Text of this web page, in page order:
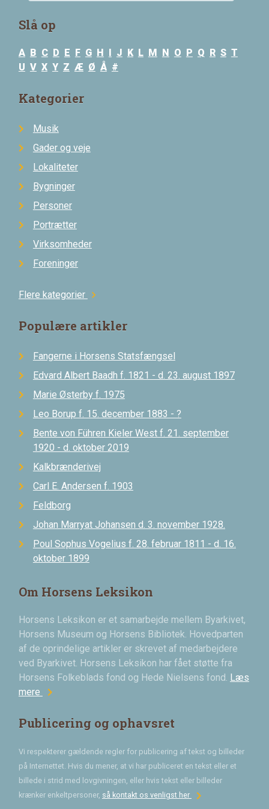
Slå op
A B C D E F G H I J K L M N O P Q R S T
U V X Y Z Æ Ø Å #
Kategorier
Musik
Gader og veje
Lokaliteter
Bygninger
Personer
Portrætter
Virksomheder
Foreninger
Flere kategorier chevron_right
Populære artikler
Fangerne i Horsens Statsfængsel
Edvard Albert Baadh f. 1821 - d. 23. august 1897
Marie Østerby f. 1975
Leo Borup f. 15. december 1883 - ?
Bente von Führen Kieler West f. 21. september
1920 - d. oktober 2019
Kalkbrænderivej
Carl E. Andersen f. 1903
Feldborg
Johan Marryat Johansen d. 3. november 1928.
Poul Sophus Vogelius f. 28. februar 1811 - d. 16.
oktober 1899
Om Horsens Leksikon
Horsens Leksikon er et samarbejde mellem Byarkivet,
Horsens Museum og Horsens Bibliotek. Hovedparten
af de oprindelige artikler er skrevet af medarbejdere
ved Byarkivet. Horsens Leksikon har fået støtte fra
Horsens Folkeblads fond og Hede Nielsens fond. Læs
mere chevron_right
Publicering og ophavsret
Vi respekterer gældende regler for publicering af tekst og billeder
på Internettet. Hvis du mener, at vi har publiceret en tekst eller et
billede i strid med lovgivningen, eller hvis tekst eller billeder
krænker enkeltpersoner, så kontakt os venligst herchevron_right